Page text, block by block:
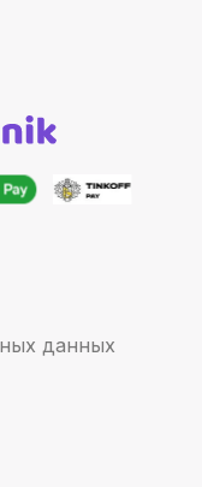
данных